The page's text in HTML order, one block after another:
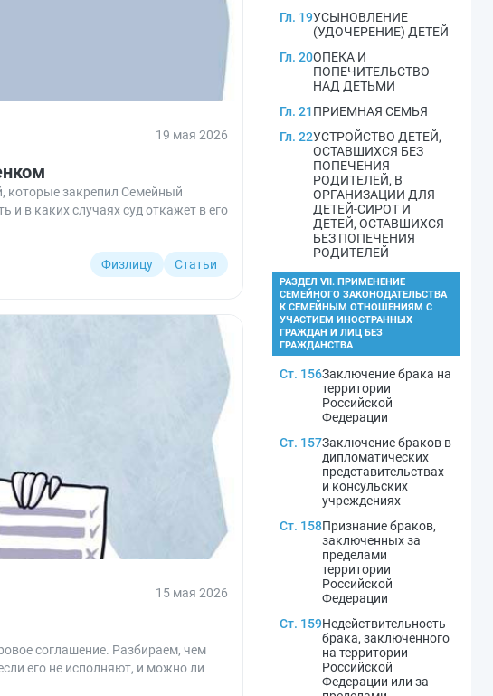
19 мая 2026
которые закрепил Семейный
и в каких случаях суд откажет в его
Физлицу Статьи
15 мая 2026
соглашение. Разбираем, чем
его не исполняют, и можно ли
Гл. 19УСЫНОВЛЕНИЕ
(УДОЧЕРЕНИЕ) ДЕТЕЙ
Гл. 20ОПЕКА И
ПОПЕЧИТЕЛЬСТВО
НАД ДЕТЬМИ
Гл. 21ПРИЕМНАЯ СЕМЬЯ
Гл. 22УСТРОЙСТВО ДЕТЕЙ,
ОСТАВШИХСЯ БЕЗ
ПОПЕЧЕНИЯ
РОДИТЕЛЕЙ, В
ОРГАНИЗАЦИИ ДЛЯ
ДЕТЕЙ-СИРОТ И
ДЕТЕЙ, ОСТАВШИХСЯ
БЕЗ ПОПЕЧЕНИЯ
РОДИТЕЛЕЙ
РАЗДЕЛ VII. ПРИМЕНЕНИЕ
СЕМЕЙНОГО ЗАКОНОДАТЕЛЬСТВА
К СЕМЕЙНЫМ ОТНОШЕНИЯМ С
УЧАСТИЕМ ИНОСТРАННЫХ
ГРАЖДАН И ЛИЦ БЕЗ
ГРАЖДАНСТВА
Ст. 156Заключение брака на
территории
Российской
Федерации
Ст. 157Заключение браков в
дипломатических
представительствах
и консульских
учреждениях
Ст. 158Признание браков,
заключенных за
пределами
территории
Российской
Федерации
Ст. 159Недействительность
брака, заключенного
на территории
Российской
Федерации или за